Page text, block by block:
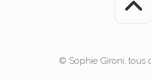
© Sophie Gironi, tous